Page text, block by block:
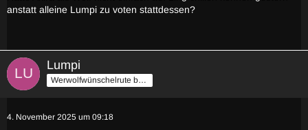
anstatt alleine Lumpi zu voten stattdessen?
Lumpi
Werwolfwünschelrute by Stilzch
4. November 2025 um 09:18